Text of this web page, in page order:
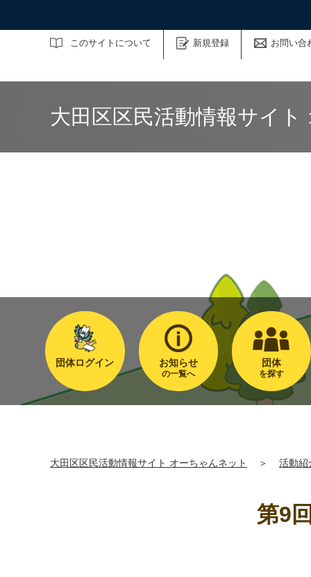
このサイトについて 新規登録 お問い合
サイト内検索
大田区区民活動情報サイ
団体ログイン お知らせ
の一覧へ
団体
を探す
大田区区民活動情報サイト オーちゃんネット ＞ 活動紹
第9